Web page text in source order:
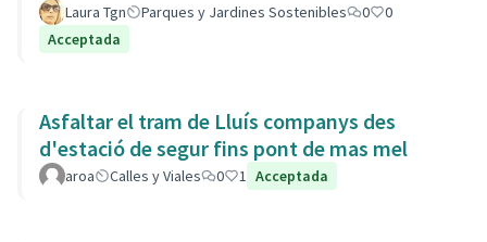
Laura Tgn Parques y Jardines Sostenibles 0
0
Acceptada
Asfaltar el tram de Lluís companys des
d'estació de segur fins pont de mas mel
aroa Calles y Viales 0 1 Acceptada